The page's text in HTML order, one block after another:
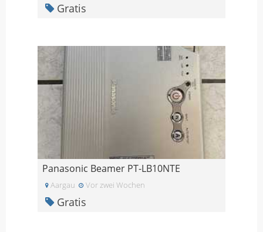
Gratis
Panasonic Beamer PT-LB10NTE
Aargau Vor zwei Wochen
Gratis